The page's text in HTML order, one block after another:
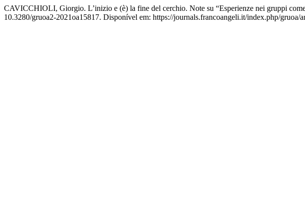
CAVICCHIOLI, Giorgio. L’inizio e (è) la fine del cerchio. Note su “Esperienze nei gruppi
10.3280/gruoa2-2021oa15817. Disponível em: https://journals.francoangeli.it/index.php/gruoa/